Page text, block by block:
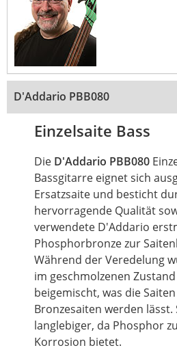
D'Addario PBB080
Einzelsaite Bass
Die D'Addario PBB080
Bassgitarre eignet sich
Ersatzsaite und besticht
hervorragende Qualität
verwendete D'Addario
Phosphorbronze zur
Während der Veredelung
im geschmolzenen
beigemischt, was die
Bronzesaiten werden lässt.
langlebiger, da Phosphor
Korrosion bietet.